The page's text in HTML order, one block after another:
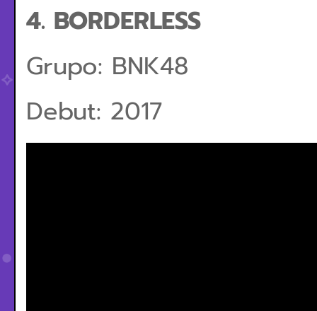
4. BORDERLESS
Grupo: BNK48
Debut: 2017